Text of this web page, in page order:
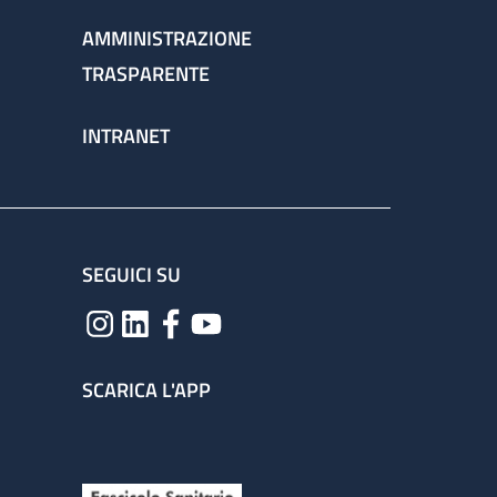
AMMINISTRAZIONE
TRASPARENTE
INTRANET
SEGUICI SU
SCARICA L'APP